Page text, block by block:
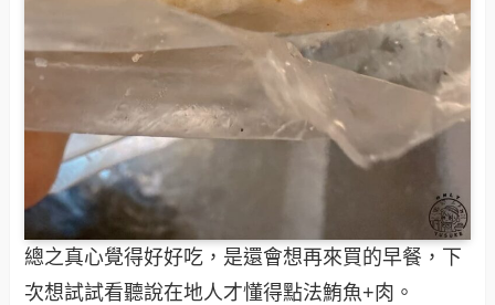
總之真心覺得好好吃，是還會想再來買的早餐，下
次想試試看聽說在地人才懂得點法鮪魚+肉。